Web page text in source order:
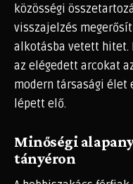
közösségi
visszajelzés
alkotásba vetett hitet.
az elégedett arcokat
modern társasági élet
lépett elő.
Minőségi
tányéron